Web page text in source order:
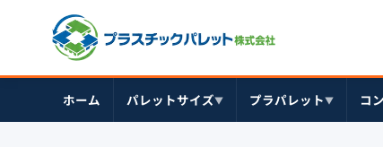
ホーム パレットサイズ▼ プラパレット▼ コ